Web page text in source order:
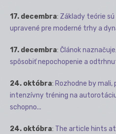
17. decembra: Základy teórie
upravené pre moderné trhy a
17. decembra: Článok
spôsobiť nepochopenie a
24. októbra: Rozhodne by
intenzívny tréning na
schopno...
24. októbra: The article hints